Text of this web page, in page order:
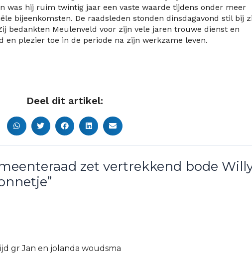
was hij ruim twintig jaar een vaste waarde tijdens onder meer
bijeenkomsten. De raadsleden stonden dinsdagavond stil bij
bedankten Meulenveld voor zijn vele jaren trouwe dienst en
en plezier toe in de periode na zijn werkzame leven.
Deel dit artikel:
zet vertrekkend bode
gr Jan en jolanda woudsma